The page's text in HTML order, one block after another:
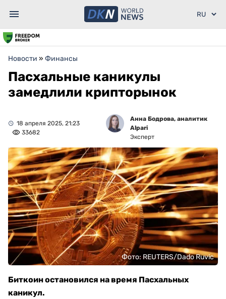
Новости » Финансы
Пасхальные каникулы
замедлили крипторынок
18 апреля 2025, 21:23
33682
Анна Бодрова, аналитик
Alpari
Эксперт
Фото: REUTERS/Dado Ruvic
Биткоин остановился на время Пасхальных
каникул.